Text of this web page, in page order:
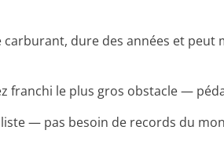
carburant, dure des années et
franchi le plus gros obstacle —
— pas besoin de records du